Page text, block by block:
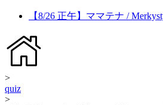
【8/26 正午】ママテナ /
>
quiz
>